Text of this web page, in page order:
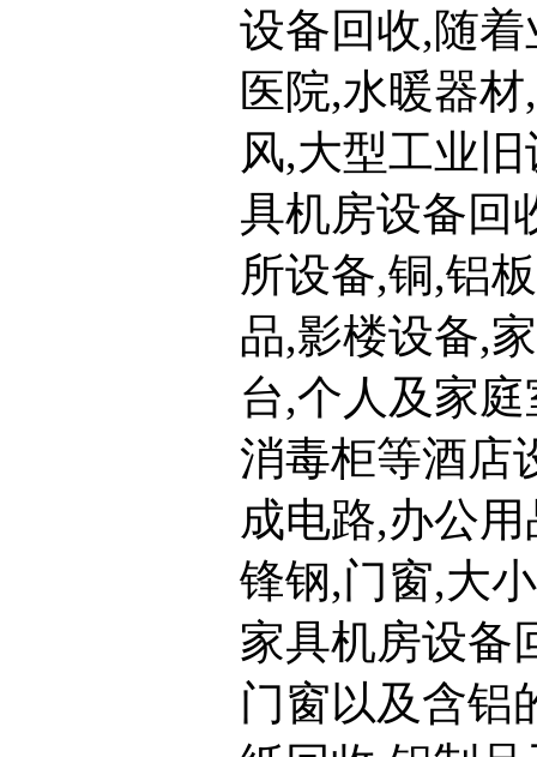
设备回收,随
医院,水暖器
风,大型工业
具机房设备回
所设备,铜,铝
品,影楼设备,
台,个人及家
消毒柜等酒店
成电路,办公
锋钢,门窗,大
家具机房设备
门窗以及含铝